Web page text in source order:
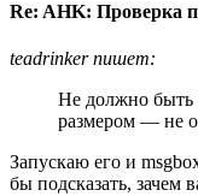
Re: AHK: Проверка
teadrinker пишет:
Не должно быть
размером — не
Запускаю его и
бы подсказать, зачем